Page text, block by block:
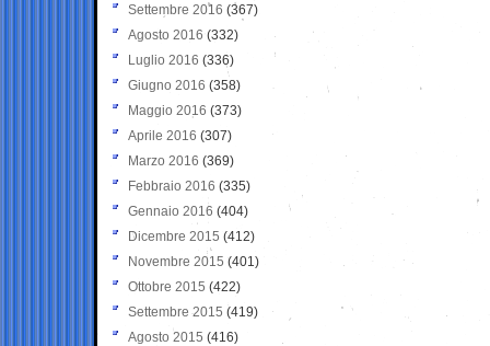
Settembre 2016 (367)
Agosto 2016 (332)
Luglio 2016 (336)
Giugno 2016 (358)
Maggio 2016 (373)
Aprile 2016 (307)
Marzo 2016 (369)
Febbraio 2016 (335)
Gennaio 2016 (404)
Dicembre 2015 (412)
Novembre 2015 (401)
Ottobre 2015 (422)
Settembre 2015 (419)
Agosto 2015 (416)